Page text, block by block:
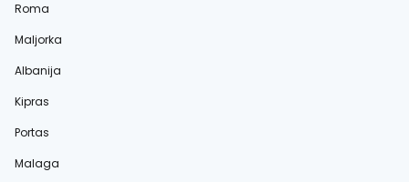
Roma
Maljorka
Albanija
Kipras
Portas
Malaga